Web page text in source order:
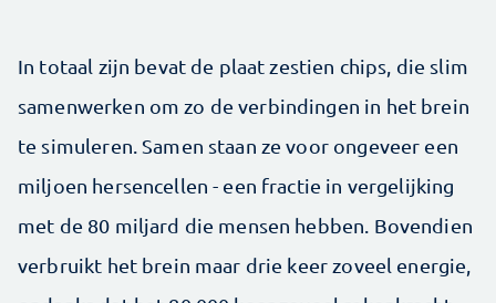
In totaal zijn bevat de plaat zestien chips, die slim
samenwerken om zo de verbindingen in het brein
te simuleren. Samen staan ze voor ongeveer een
miljoen hersencellen - een fractie in vergelijking
met de 80 miljard die mensen hebben. Bovendien
verbruikt het brein maar drie keer zoveel energie,